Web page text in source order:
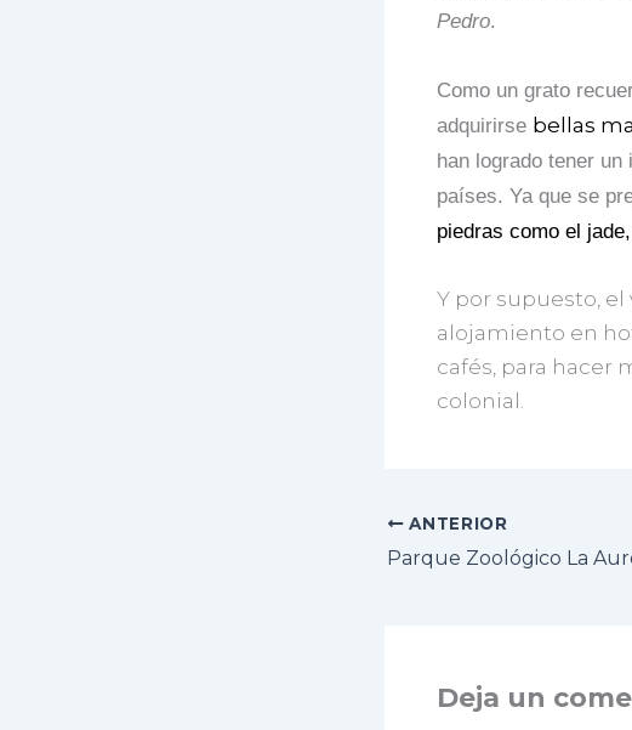
Pedro.
Como un grato
adquirirse bellas
han logrado tener
países. Ya que se
piedras como el
Y por supuesto,
alojamiento en
cafés, para hacer
colonial.
ANTERIOR
Deja un